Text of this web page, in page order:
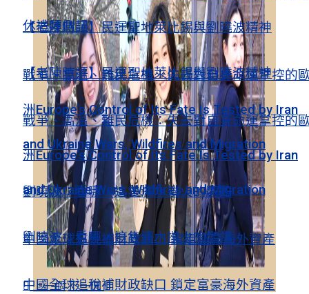
【老陳時評】民運聖地萊比錫與劉曉波精神
戰爭、高溫、難民危機：失去對自身命運掌控的
洲Europe’s Control of Its Fate Is Tested by Iran
and Ukraine Wars, Wildfires and Migration
劉曉波：看哪，這隻濡水撲火的鸚鵡
中國全球追稅補財政缺口 鎖定富豪海外資產
上一個 下一個
休禮拜側記
【老陳時評】民運聖地萊比錫與劉曉波精神
戰爭、高溫、難民危機：失去對自身命運掌控的
洲Europe’s Control of Its Fate Is Tested by Iran
and Ukraine Wars, Wildfires and Migration
劉曉波：看哪，這隻濡水撲火的鸚鵡
中國全球追稅補財政缺口 鎖定富豪海外資產